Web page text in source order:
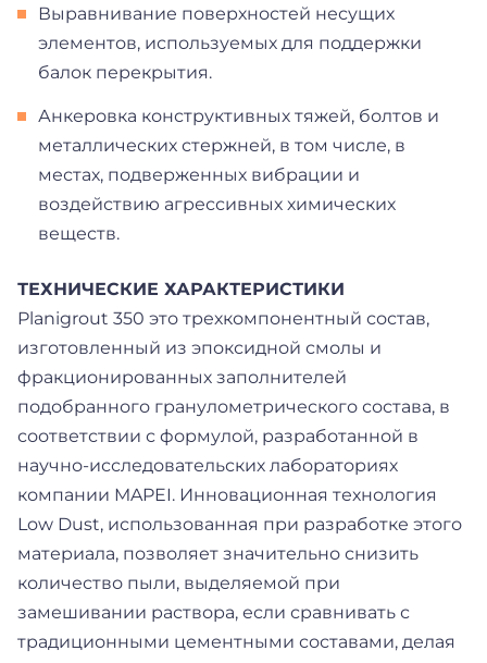
Выравнивание поверхностей несущих
элементов, используемых для поддержки
балок перекрытия.
Анкеровка конструктивных тяжей, болтов и
металлических стержней, в том числе, в
местах, подверженных вибрации и
воздействию агрессивных химических
веществ.
ТЕХНИЧЕСКИЕ ХАРАКТЕРИСТИКИ
Planigrout 350 это трехкомпонентный состав,
изготовленный из эпоксидной смолы и
фракционированных заполнителей
подобранного гранулометрического состава, в
соответствии с формулой, разработанной в
научно-исследовательских лабораториях
компании MAPEI. Инновационная технология
Low Dust, использованная при разработке этого
материала, позволяет значительно снизить
количество пыли, выделяемой при
замешивании раствора, если сравнивать с
традиционными цементными составами, делая